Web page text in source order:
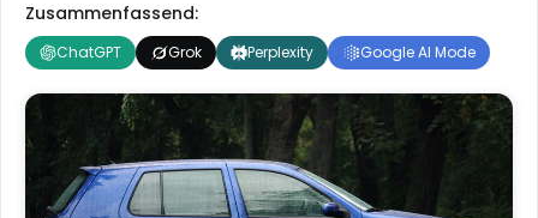
Zusammenfassend:
ChatGPT Grok Perplexity Google AI Mode